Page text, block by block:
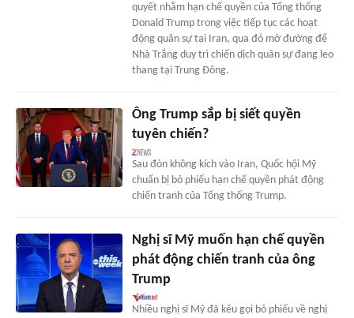
quyết nhằm hạn chế quyền của Tổng thống
Donald Trump trong việc tiếp tục các hoạt
động quân sự tại Iran, qua đó mở đường để
Nhà Trắng duy trì chiến dịch quân sự đang leo
thang tại Trung Đông.
Ông Trump sắp bị siết quyền
tuyên chiến?
Sau đòn không kích vào Iran, Quốc hội Mỹ
chuẩn bị bỏ phiếu hạn chế quyền phát động
chiến tranh của Tổng thống Trump.
Nghị sĩ Mỹ muốn hạn chế quyền
phát động chiến tranh của ông
Trump
Nhiều nghị sĩ Mỹ đã kêu gọi bỏ phiếu về nghị